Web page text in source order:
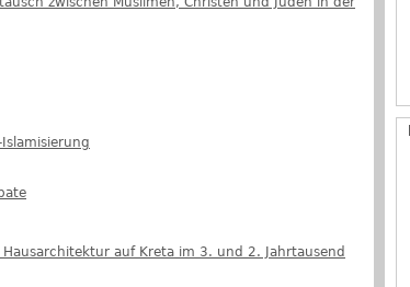
auf Kreta im 3. und 2. Jahrtausend